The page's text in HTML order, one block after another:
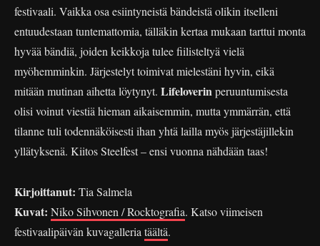
festivaali. Vaikka osa esiintyneistä bändeistä olikin itselleni
entuudestaan tuntemattomia, tälläkin kertaa mukaan tarttui monta
hyvää bändiä, joiden keikkoja tulee fiilisteltyä vielä
myöhemminkin. Järjestelyt toimivat mielestäni hyvin, eikä
mitään mutinan aihetta löytynyt. Lifeloverinperuuntumisesta
olisi voinut viestiä hieman aikaisemmin, mutta ymmärrän, että
tilanne tuli todennäköisesti ihan yhtä lailla myös järjestäjillekin
yllätyksenä. Kiitos Steelfest – ensi vuonna nähdään taas!
Kirjoittanut: Tia Salmela
Kuvat: Niko Sihvonen / Rocktografia. Katso viimeisen
festivaalipäivän kuvagalleriatäältä.